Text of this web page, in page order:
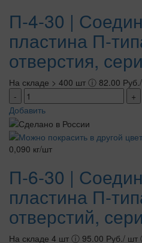
П-4-30 |
пластина П-
отверстия,
На складе > 400 шт ⓘ 82.00
-
+
Добавить
0,090 кг/шт
П-6-30 |
пластина П-
отверстий,
На складе 4 шт ⓘ 95.00 Руб./ шт